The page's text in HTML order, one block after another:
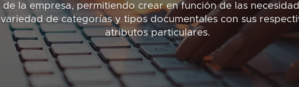
de la empresa, permitiendo crear en función de las
variedad de categorías y tipos documentales con sus
atributos particulares.